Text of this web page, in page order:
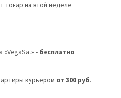
товар на этой неделе
«VegaSat» - бесплатно
курьером от 300 руб.